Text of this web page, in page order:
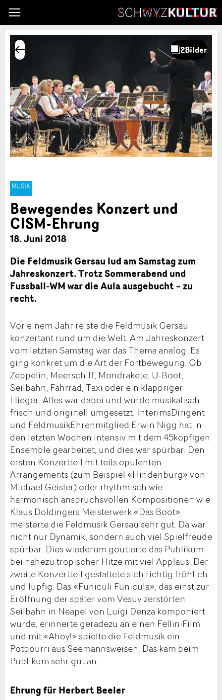
MUSIK
Bewegendes Konzert und
CISM-Ehrung
18. Juni 2018
Die Feldmusik Gersau lud am Samstag zum
Jahreskonzert. Trotz Sommerabend und
Fussball-WM war die Aula ausgebucht – zu
recht.
Vor einem Jahr reiste die Feldmusik Gersau
konzertant rund um die Welt. Am Jahreskonzert
vom letzten Samstag war das Thema analog. Es
ging konkret um die Art der Fortbewegung. Ob
Zeppelin, Meerschiff, Mondrakete, U-Boot,
Seilbahn, Fahrrad, Taxi oder ein klappriger
Flieger. Alles war dabei und wurde musikalisch
frisch und originell umgesetzt. InterimsDirigent
und FeldmusikEhrenmitglied Erwin Nigg hat in
den letzten Wochen intensiv mit dem 45köpfigen
Ensemble gearbeitet, und dies war spürbar. Den
ersten Konzertteil mit teils opulenten
Arrangements (zum Beispiel «Hindenburg» von
Michael Geisler) oder rhythmisch wie
harmonisch anspruchsvollen Kompositionen wie
Klaus Doldingers Meisterwerk «Das Boot»
meisterte die Feldmusik Gersau sehr gut. Da war
nicht nur Dynamik, sondern auch viel Spielfreude
spürbar. Dies wiederum goutierte das Publikum
bei nahezu tropischer Hitze mit viel Applaus. Der
zweite Konzertteil gestaltete sich richtig fröhlich
und lüpfig. Das «Funiculi Funicula», das einst zur
Eröffnung der später vom Vesuv zerstörten
Seilbahn in Neapel von Luigi Denza komponiert
wurde, erinnerte geradezu an einen FelliniFilm
und mit «Ahoy!» spielte die Feldmusik ein
Potpourri aus Seemannsweisen. Das kam beim
Publikum sehr gut an.
Ehrung für Herbert Beeler